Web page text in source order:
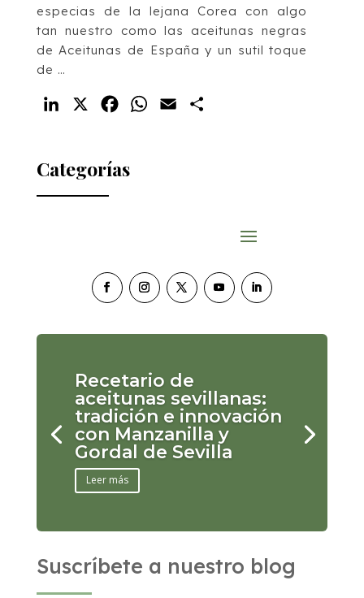
especias de la lejana Corea con algo
tan nuestro como las aceitunas negras
de Aceitunas de España y un sutil toque
de …
LinkedIn FacebookWhatsApp
Email
Categorías
Recetario de
aceitunas sevillanas:
tradición e innovación
con Manzanilla y
Gordal de Sevilla
Leer más
Suscríbete a nuestro blog